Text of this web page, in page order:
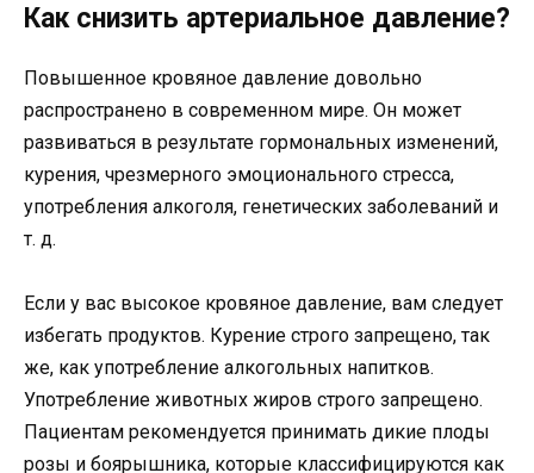
Как снизить артериальное давление?
Повышенное кровяное давление довольно
распространено в современном мире. Он может
развиваться в результате гормональных изменений,
курения, чрезмерного эмоционального стресса,
употребления алкоголя, генетических заболеваний и
т. д.
Если у вас высокое кровяное давление, вам следует
избегать продуктов. Курение строго запрещено, так
же, как употребление алкогольных напитков.
Употребление животных жиров строго запрещено.
Пациентам рекомендуется принимать дикие плоды
розы и боярышника, которые классифицируются как